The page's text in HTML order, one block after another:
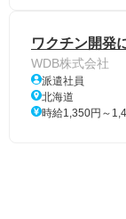
ワクチン開発
WDB株式会社
派遣社員
北海道
時給1,350円～